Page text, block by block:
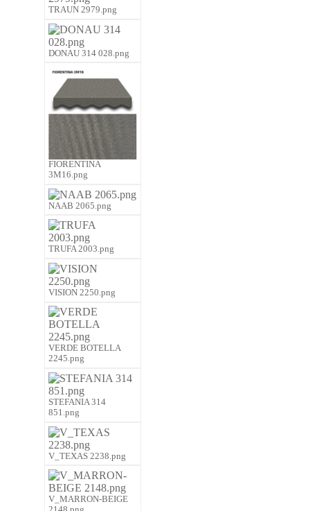
TRAUN 2979.png
DONAU 314 028.png
FIORENTINA
3M16.png
NAAB 2065.png
TRUFA 2003.png
VISION 2250.png
VERDE BOTELLA
2245.png
STEFANIA 314
851.png
V_TEXAS 2238.png
V_MARRON-BEIGE